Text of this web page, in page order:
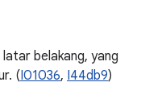
belakang, yang
(I01036, I44db9)